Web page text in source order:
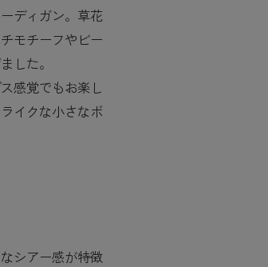
ディガン。草花
モチーフやビー
した。
感覚でもお楽し
イクな小さなボ
シアー感が特徴